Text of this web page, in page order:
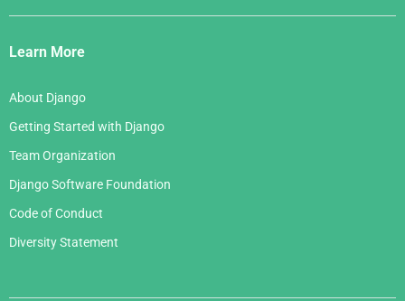
Django
Links
Learn More
About Django
Getting Started with Django
Team Organization
Django Software Foundation
Code of Conduct
Diversity Statement